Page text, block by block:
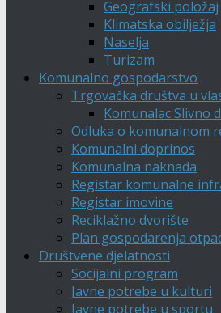
Geografski položaj
Klimatska obilježja
Naselja
Turizam
Komunalno gospodarstvo
Trgovačka društva u
Komunalac Slivno
Odluka o komunalnom
Komunalni doprinos
Komunalna naknada
Registar komunalne
Registar imovine
Reciklažno dvorište
Plan gospodarenja
Društvene djelatnosti
Socijalni program
Javne potrebe u kulturi
Javne potrebe u sportu